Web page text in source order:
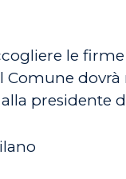
le
Comune
presidente